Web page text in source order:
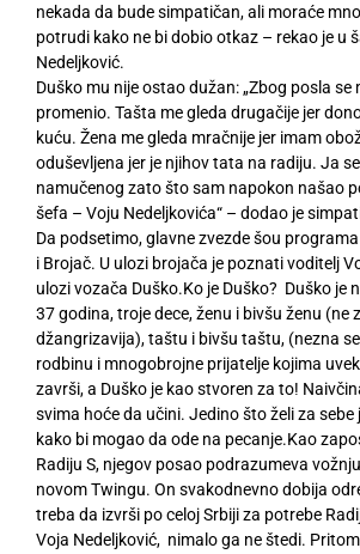
nekada da bude simpatičan, ali moraće
potrudi kako ne bi dobio otkaz – rekao je u
Nedeljković.
Duško mu nije ostao dužan: „Zbog posla se
promenio. Tašta me gleda drugačije jer
kuću. Žena me gleda mračnije jer imam
oduševljena jer je njihov tata na radiju. Ja
namučenog zato što sam napokon našao
šefa – Voju Nedeljkovića“ – dodao je
Da podsetimo, glavne zvezde šou
i Brojač. U ulozi brojača je poznati voditelj
ulozi vozača Duško.Ko je Duško? Duško je
37 godina, troje dece, ženu i bivšu ženu (ne
džangrizavija), taštu i bivšu taštu, (nezna
rodbinu i mnogobrojne prijatelje kojima
završi, a Duško je kao stvoren za to!
svima hoće da učini. Jedino što želi za sebe
kako bi mogao da ode na pecanje.Kao
Radiju S, njegov posao podrazumeva
novom Twingu. On svakodnevno dobija
treba da izvrši po celoj Srbiji za potrebe
Voja Nedeljković, nimalo ga ne štedi.